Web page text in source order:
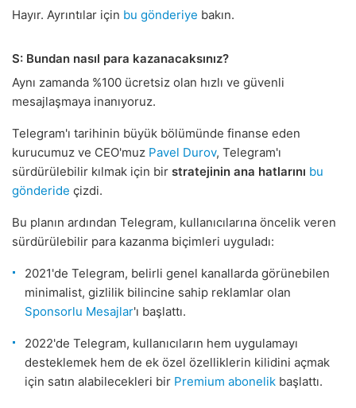
Hayır. Ayrıntılar için bu gönderiye bakın.
S: Bundan nasıl para kazanacaksınız?
Aynı zamanda %100 ücretsiz olan hızlı ve güvenli
mesajlaşmaya inanıyoruz.
Telegram'ı tarihinin büyük bölümünde finanse eden
kurucumuz ve CEO'muz Pavel Durov, Telegram'ı
sürdürülebilir kılmak için bir stratejinin ana hatlarını bu
gönderide çizdi.
Bu planın ardından Telegram, kullanıcılarına öncelik veren
sürdürülebilir para kazanma biçimleri uyguladı:
2021'de Telegram, belirli genel kanallarda görünebilen
minimalist, gizlilik bilincine sahip reklamlar olan
Sponsorlu Mesajlar'ı başlattı.
2022'de Telegram, kullanıcıların hem uygulamayı
desteklemek hem de ek özel özelliklerin kilidini açmak
için satın alabilecekleri bir Premium abonelik başlattı.